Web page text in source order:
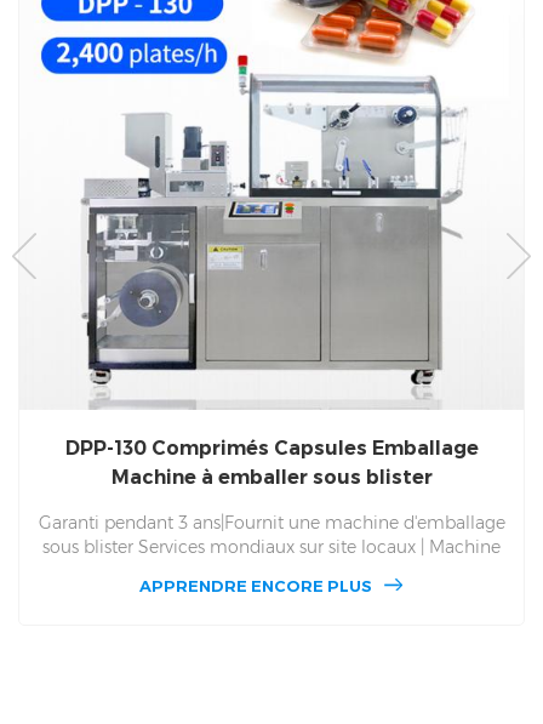
DPP-130 Comprimés Capsules Emballage
Machine à emballer sous blister
Garanti pendant 3 ans|Fournit une machine d'emballage
sous blister Services mondiaux sur site locaux | Machine
pièces de rechange, DPP 130 Service mondial sur site de
APPRENDRE ENCORE PLUS